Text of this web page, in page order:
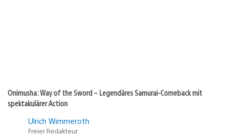
Onimusha: Way of the Sword – Legendäres Samurai-Comeback mit
spektakulärer Action
Ulrich Wimmeroth
Freier Redakteur